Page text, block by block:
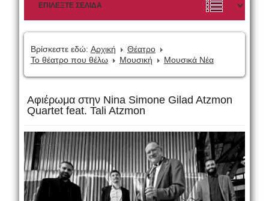
Βρίσκεστε εδώ: Αρχική
Θέατρο
Το θέατρο που θέλω
Μουσική Μουσικά Νέα
Αφιέρωμα στην Nina Simone Gilad Atzmon
Quartet feat. Tali Atzmon